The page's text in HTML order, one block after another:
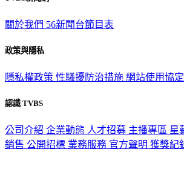
關於我們 56新聞台節目表
政策與隱私
隱私權政策 性騷擾防治措施 網站使用協定
認識 TVBS
公司介紹 企業動態 人才招募 主播專區 星
銷售 公開招標 業務服務 官方聲明 獲獎紀